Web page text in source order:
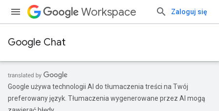
Workspace Zaloguj się
Google Chat
Google używa technologii AI do tłumaczenia treści na Twój
preferowany język. Tłumaczenia wygenerowane przez AI mogą